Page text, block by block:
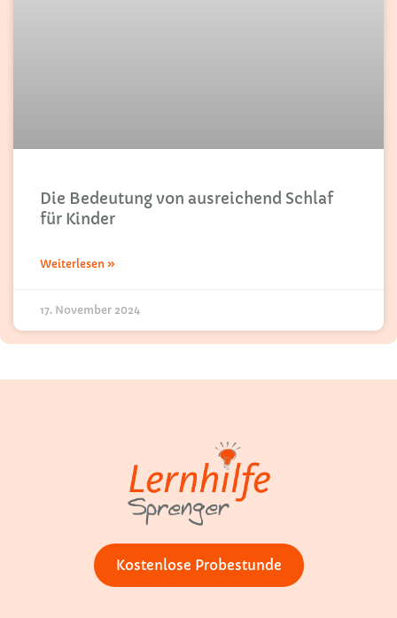
Die Bedeutung von ausreichend Schlaf
für Kinder
Weiterlesen »
17. November 2024
Kostenlose Probestunde